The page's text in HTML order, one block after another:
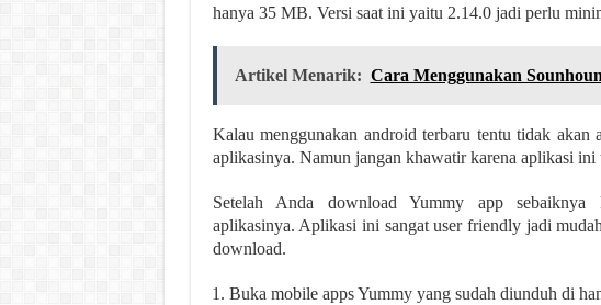
hanya 35 MB. Versi saat ini yaitu 2.14.0 jadi perlu
Artikel Menarik: Cara Menggunakan
Kalau menggunakan android terbaru tentu tidak akan
aplikasinya. Namun jangan khawatir karena aplikasi
Setelah Anda download Yummy app sebaiknya
aplikasinya. Aplikasi ini sangat user friendly jadi
download.
Buka mobile apps Yummy yang sudah diunduh di